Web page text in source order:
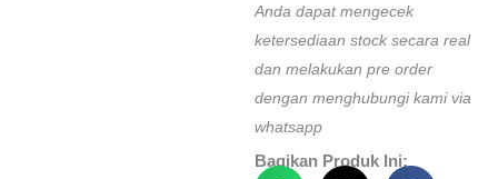
+
OCTOPUS
ENVOY
II
DBT
Anda dapat mengecek
ketersediaan stock secara real
dan melakukan pre order
dengan menghubungi kami via
whatsapp
Bagikan Produk Ini: